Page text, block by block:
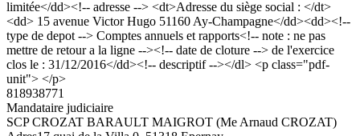
limitée</dd><!-- adresse --> <dt>Adresse du siège social : </dt>
<dd> 15 avenue Victor Hugo 51160 Ay-Champagne</dd><dd><!--
type de depot --> Comptes annuels et rapports<!-- note : ne pas
mettre de retour a la ligne --><!-- date de cloture --> de l'exercice
clos le : 31/12/2016</dd><!-- descriptif --></dl> <p class="pdf-
unit"> </p>
818938771
Mandataire judiciaire
SCP CROZAT BARAULT MAIGROT (Me Arnaud CROZAT)